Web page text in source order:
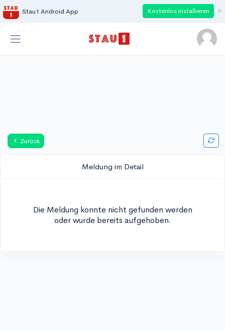
Stau1 Android App Kostenlos installieren ×
Zurück
Meldung im Detail
Die Meldung konnte nicht gefunden werden
oder wurde bereits aufgehoben.